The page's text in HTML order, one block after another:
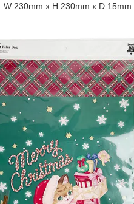
230mm x H 230mm x D 15mm